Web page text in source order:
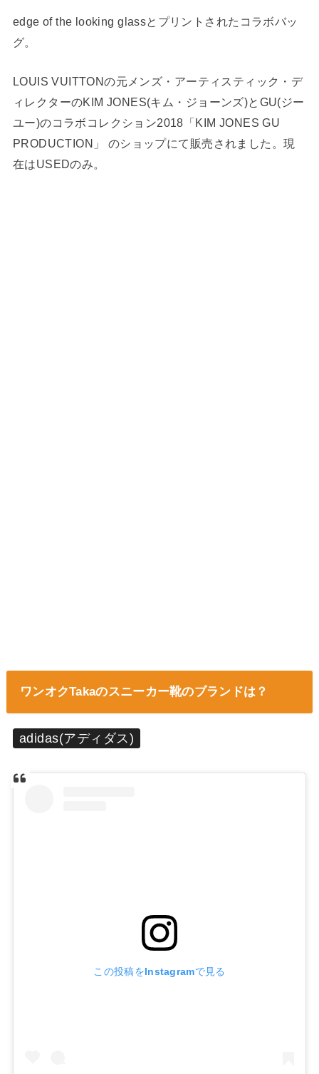
edge of the looking glassとプリントされたコラボバッ
グ。
LOUIS VUITTONの元メンズ・アーティスティック・デ
ィレクターのKIM JONES(キム・ジョーンズ)とGU(ジー
ユー)のコラボコレクション2018「KIM JONES GU
PRODUCTION」 のショップにて販売されました。現
在はUSEDのみ。
ワンオクTakaのスニーカー靴のブランドは？
adidas(アディダス)
この投稿をInstagramで見る